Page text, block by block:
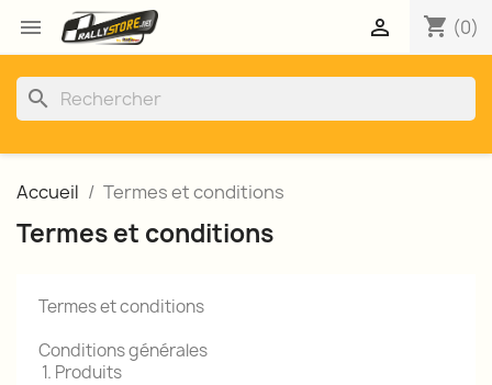
 shopping_cart (0)

search
Accueil Termes et conditions
Termes et conditions
Termes et conditions
Conditions générales
1. Produits